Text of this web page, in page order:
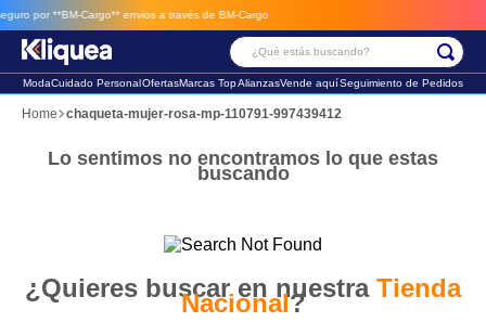
por **BM-Cargo** envios a través de BM-Cargo
¿Qué estás buscando?
ModaCuidado PersonalOfertasMarcas TopAlianzasVende aquíSeguimiento de Pedidos
chaqueta-mujer-rosa-mp-110791-997439412
Lo sentimos no encontramos lo que estas
buscando
¿Quieres buscar en nuestra Tienda
Nacional?
Términos Más Buscados